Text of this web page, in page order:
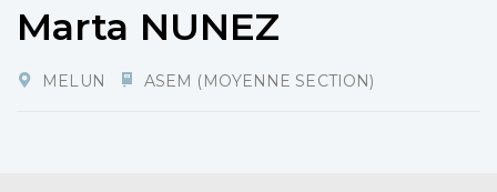
Marta NUNEZ
MELUN ASEM (MOYENNE SECTION)